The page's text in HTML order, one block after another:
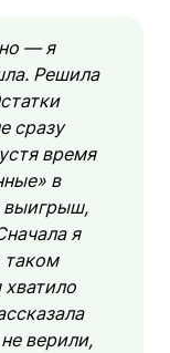
— я
Решила
сразу
время
в
выигрыш,
я
таком
верили,